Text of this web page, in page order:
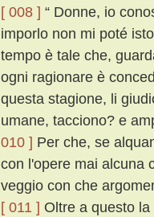
[ 008 ] “ Donne, io
imporlo non mi poté
tempo è tale che,
ogni ragionare è
questa stagione, li
umane, tacciono? e
010 ] Per che, se
con l'opere mai alcuna
veggio con che
[ 011 ] Oltre a questo